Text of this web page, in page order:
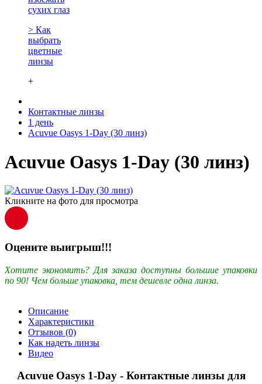
сухих глаз
> Как
выбрать
цветные
линзы
+
Контактные линзы
1 день
Acuvue Oasys 1-Day (30 линз)
Acuvue Oasys 1-Day (30 линз)
Кликните на фото для просмотра
Оцените выигрыш!!!
Хотите экономить? Для заказа доступны большие упаковки
по 90! Чем больше упаковка, тем дешевле одна линза.
Описание
Характеристики
Отзывов (0)
Как надеть линзы
Видео
Acuvue Oasys 1-Day - Контактные линзы для